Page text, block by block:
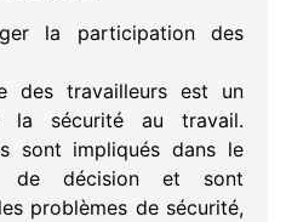
la participation des
des travailleurs est un
la sécurité au travail.
sont impliqués dans le
de décision et sont
problèmes de sécurité,